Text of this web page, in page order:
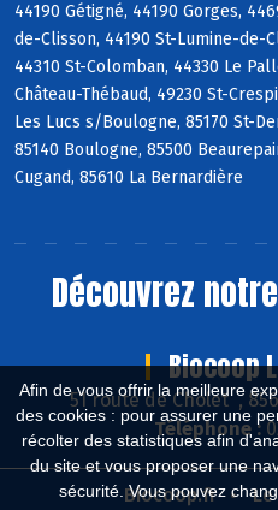
Afin de vous offrir la meilleure
des cookies : pour assurer une
récolter des statistiques afin
du site et vous proposer une
sécurité. Vous pouvez
44190 Gétigné, 44190 Gorges,
de-Clisson, 44190 St-Lumine-de-
44310 St-Colomban, 44330 Le
Château-Thébaud, 49230 St-
Les Lucs s/Boulogne, 85170 St-
85140 Boulogne, 85500
Cugand, 85610 La Bernardière
Découvrez
Biocoop
51 route de Cholet ,
Téléphone :
Biocoop.fr Le